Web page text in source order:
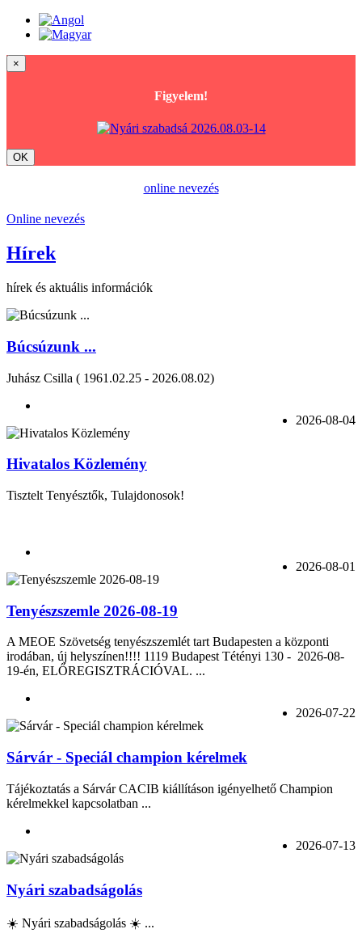
×
Figyelem!
OK
online nevezés
Online nevezés
Hírek
hírek és aktuális információk
Búcsúzunk ...
Juhász Csilla ( 1961.02.25 - 2026.08.02)
2026-08-04
Hivatalos Közlemény
Tisztelt Tenyésztők, Tulajdonosok!
2026-08-01
Tenyészszemle 2026-08-19
A MEOE Szövetség tenyészszemlét tart Budapesten a központi
irodában, új helyszínen!!!! 1119 Budapest Tétényi 130 - 2026-08-
19-én, ELŐREGISZTRÁCIÓVAL. ...
2026-07-22
Sárvár - Speciál champion kérelmek
Tájékoztatás a Sárvár CACIB kiállításon igényelhető Champion
kérelmekkel kapcsolatban ...
2026-07-13
Nyári szabadságolás
☀️ Nyári szabadságolás ☀️ ...